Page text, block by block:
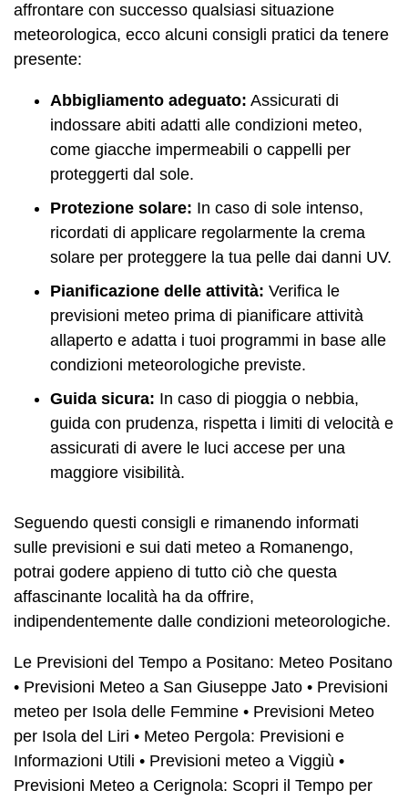
affrontare con successo qualsiasi situazione
meteorologica, ecco alcuni consigli pratici da tenere
presente:
Abbigliamento adeguato: Assicurati di
indossare abiti adatti alle condizioni meteo,
come giacche impermeabili o cappelli per
proteggerti dal sole.
Protezione solare: In caso di sole intenso,
ricordati di applicare regolarmente la crema
solare per proteggere la tua pelle dai danni UV.
Pianificazione delle attività: Verifica le
previsioni meteo prima di pianificare attività
allaperto e adatta i tuoi programmi in base alle
condizioni meteorologiche previste.
Guida sicura: In caso di pioggia o nebbia,
guida con prudenza, rispetta i limiti di velocità e
assicurati di avere le luci accese per una
maggiore visibilità.
Seguendo questi consigli e rimanendo informati
sulle previsioni e sui dati meteo a Romanengo,
potrai godere appieno di tutto ciò che questa
affascinante località ha da offrire,
indipendentemente dalle condizioni meteorologiche.
Le Previsioni del Tempo a Positano: Meteo Positano
• Previsioni Meteo a San Giuseppe Jato • Previsioni
meteo per Isola delle Femmine • Previsioni Meteo
per Isola del Liri • Meteo Pergola: Previsioni e
Informazioni Utili • Previsioni meteo a Viggiù •
Previsioni Meteo a Cerignola: Scopri il Tempo per